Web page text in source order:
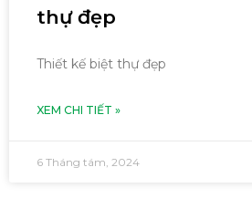
thự đẹp
Thiết kế biệt thự đẹp
XEM CHI TIẾT »
6 Tháng tám, 2024